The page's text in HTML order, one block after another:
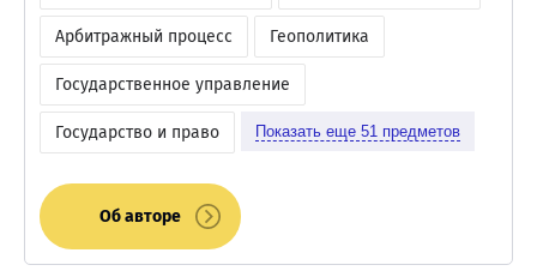
Арбитражный процесс Геополитика
Государственное управление
Государство и право Показать еще 51 предметов
Об авторе